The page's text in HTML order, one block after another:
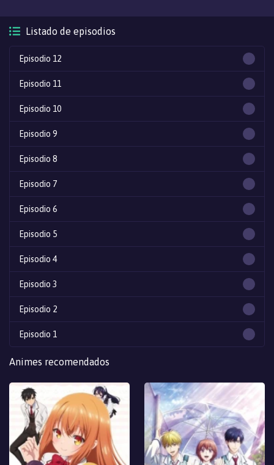
Listado de episodios
Episodio 12
Episodio 11
Episodio 10
Episodio 9
Episodio 8
Episodio 7
Episodio 6
Episodio 5
Episodio 4
Episodio 3
Episodio 2
Episodio 1
Animes recomendados